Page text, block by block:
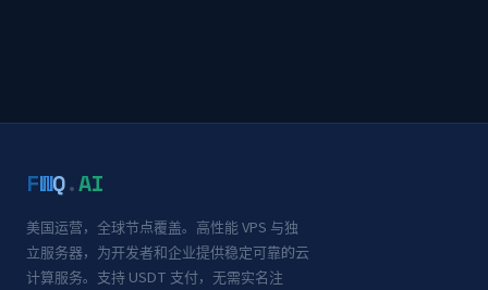
FWQ.AI
美国运营，全球节点覆盖。高性能 VPS 与独
立服务器，为开发者和企业提供稳定可靠的云
计算服务。支持 USDT 支付，无需实名注